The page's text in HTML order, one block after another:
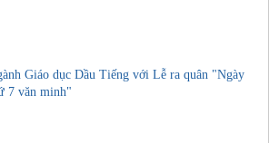
Giáo dục Dầu Tiếng với Lễ ra quân "Ngày
7 văn minh"